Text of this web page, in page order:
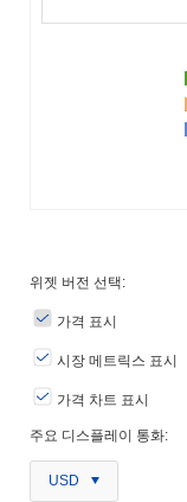
위젯 버전 선택:
가격 표시
시장 메트릭스 표시
가격 차트 표시
주요 디스플레이 통화:
USD